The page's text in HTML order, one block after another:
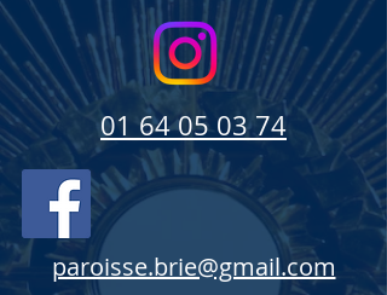
01 64 05 03 74
paroisse.brie@gmail.com